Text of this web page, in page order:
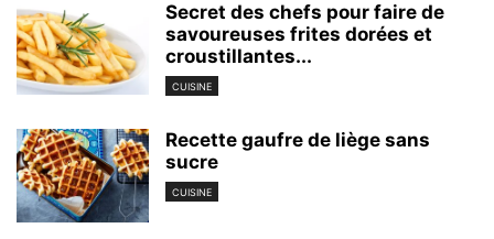
Secret des chefs pour faire de
savoureuses frites dorées et
croustillantes...
CUISINE
Recette gaufre de liège sans
sucre
CUISINE